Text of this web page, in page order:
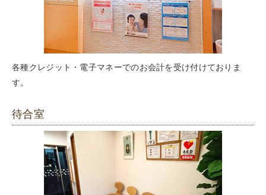
各種クレジット・電子マネーでのお会計を受け付けておりま
す。
待合室